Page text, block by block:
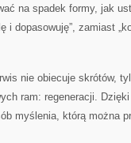
na spadek formy, jak
i dopasowuję”, zamiast
nie obiecuje skrótów,
ram: regeneracji.
myślenia, którą można